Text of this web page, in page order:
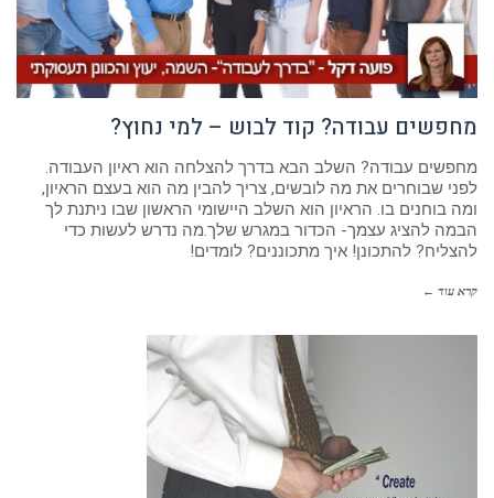
מחפשים עבודה? קוד לבוש – למי נחוץ?
מחפשים עבודה? השלב הבא בדרך להצלחה הוא ראיון העבודה.
לפני שבוחרים את מה לובשים, צריך להבין מה הוא בעצם הראיון,
ומה בוחנים בו. הראיון הוא השלב היישומי הראשון שבו ניתנת לך
הבמה להציג עצמך- הכדור במגרש שלך.מה נדרש לעשות כדי
להצליח? להתכונן! איך מתכוננים? לומדים!
קרא עוד ←